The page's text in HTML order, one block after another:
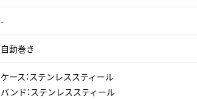
-
自動巻き
ケース：ステンレススティール
バンド：ステンレススティール